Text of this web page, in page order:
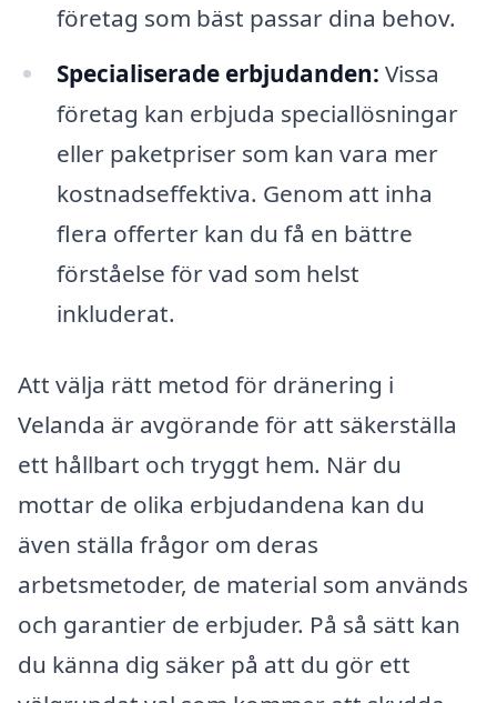
företag som bäst passar dina behov.
Specialiserade erbjudanden: Vissa
företag kan erbjuda speciallösningar
eller paketpriser som kan vara mer
kostnadseffektiva. Genom att inha
flera offerter kan du få en bättre
förståelse för vad som helst
inkluderat.
Att välja rätt metod för dränering i
Velanda är avgörande för att säkerställa
ett hållbart och tryggt hem. När du
mottar de olika erbjudandena kan du
även ställa frågor om deras
arbetsmetoder, de material som används
och garantier de erbjuder. På så sätt kan
du känna dig säker på att du gör ett